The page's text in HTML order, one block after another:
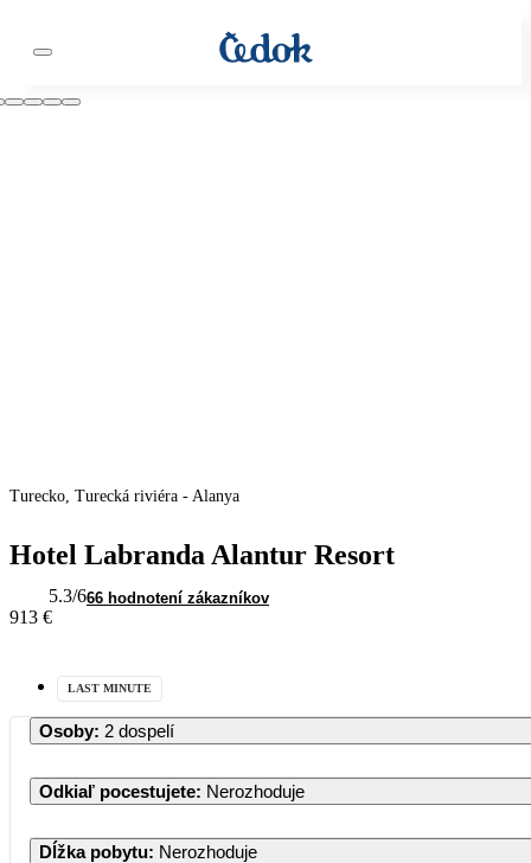
Turecko, Turecká riviéra - Alanya
Hotel Labranda Alantur Resort
5.3/666 hodnotení zákazníkov
913 €
LAST MINUTE
Osoby: 2 dospelí
Odkiaľ pocestujete: Nerozhoduje
Dĺžka pobytu: Nerozhoduje